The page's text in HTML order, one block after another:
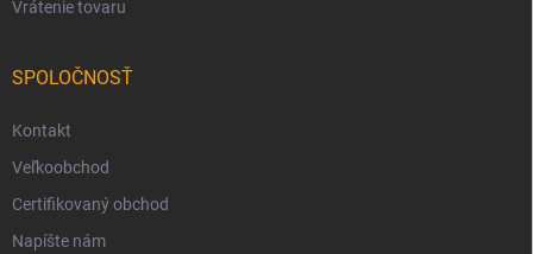
Vrátenie tovaru
SPOLOČNOSŤ
Kontakt
Veľkoobchod
Certifikovaný obchod
Napíšte nám